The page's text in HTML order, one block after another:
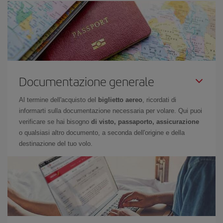
Documentazione generale
Al termine dell'acquisto del biglietto aereo, ricordati di
informarti sulla documentazione necessaria per volare. Qui puoi
verificare se hai bisogno di visto, passaporto, assicurazione
o qualsiasi altro documento, a seconda dell'origine e della
destinazione del tuo volo.